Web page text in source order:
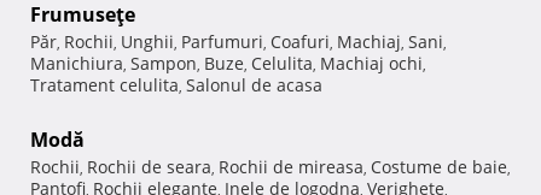
Frumuseţe
Păr, Rochii, Unghii, Parfumuri, Coafuri, Machiaj, Sani,
Manichiura, Sampon, Buze, Celulita, Machiaj ochi,
Tratament celulita, Salonul de acasa
Modă
Rochii, Rochii de seara, Rochii de mireasa, Costume de baie,
Pantofi, Rochii elegante, Inele de logodna, Verighete,